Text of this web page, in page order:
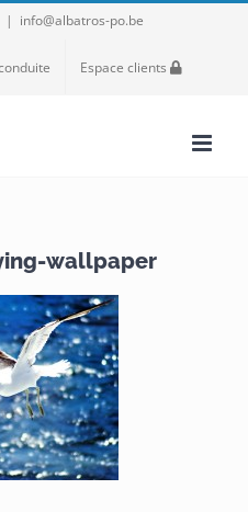
| info@albatros-po.be
Espace clients
wallpaper